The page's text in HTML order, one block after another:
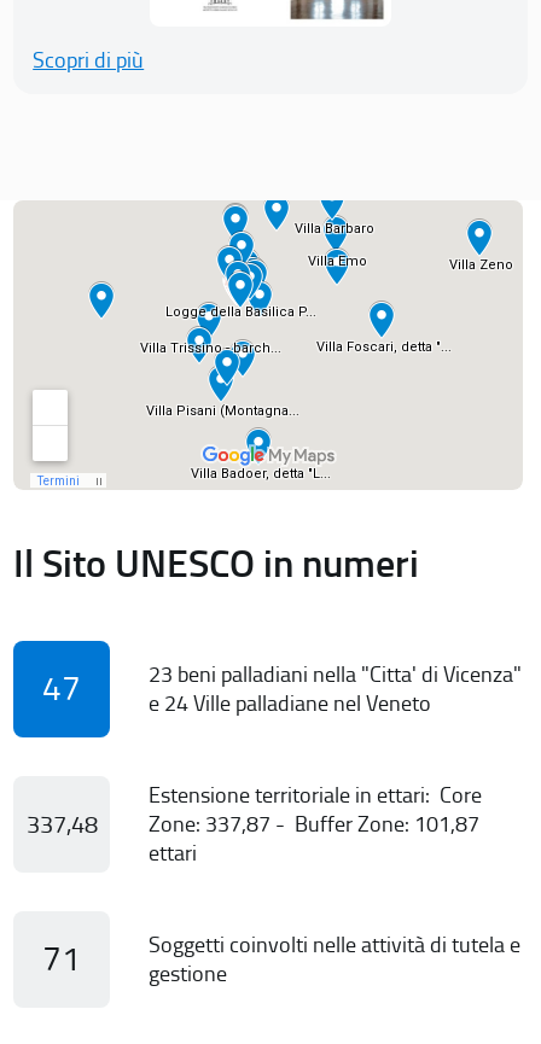
Scopri di più
Il Sito UNESCO in numeri
47
23 beni palladiani nella "Citta' di Vicenza"
e 24 Ville palladiane nel Veneto
337,48
Estensione territoriale in ettari: Core
Zone: 337,87 - Buffer Zone: 101,87
ettari
71
Soggetti coinvolti nelle attività di tutela e
gestione